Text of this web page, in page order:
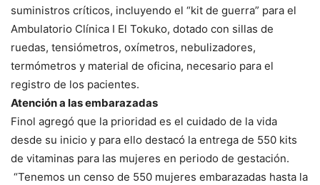
suministros críticos, incluyendo el “kit de guerra” para el
Ambulatorio Clínica I El Tokuko, dotado con sillas de
ruedas, tensiómetros, oxímetros, nebulizadores,
termómetros y material de oficina, necesario para el
registro de los pacientes.
Atención a las embarazadas
Finol agregó que la prioridad es el cuidado de la vida
desde su inicio y para ello destacó la entrega de 550 kits
de vitaminas para las mujeres en periodo de gestación.
“Tenemos un censo de 550 mujeres embarazadas hasta la